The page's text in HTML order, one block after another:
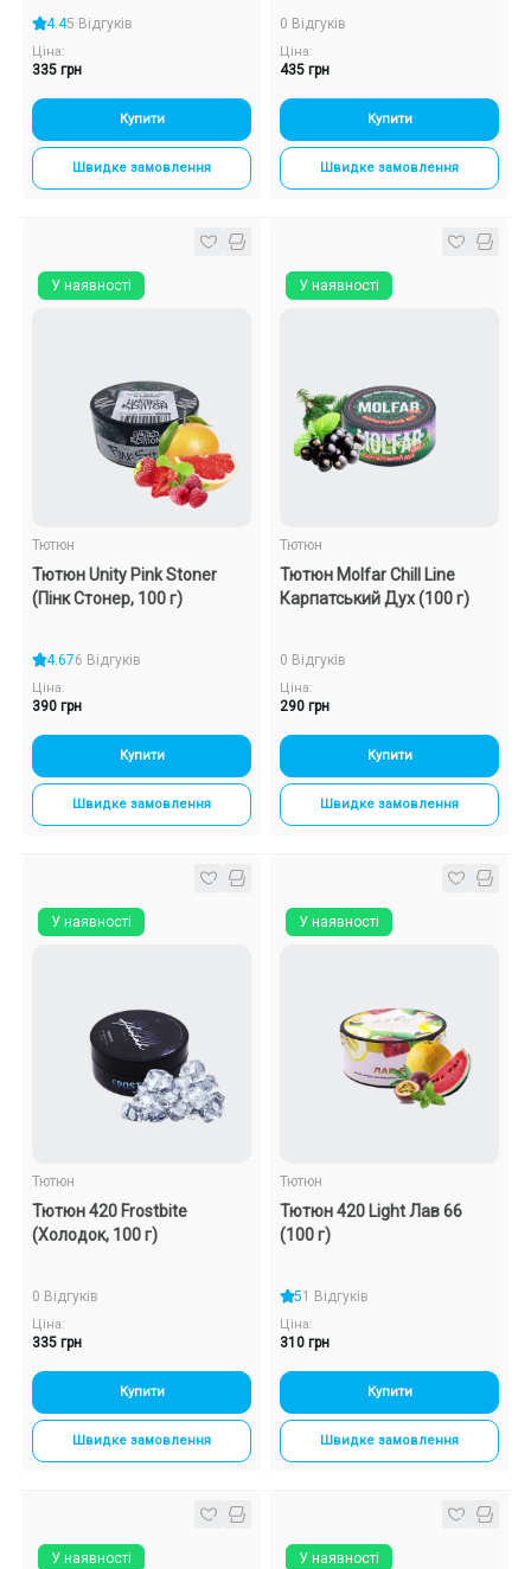
4.45 Відгуків
Ціна:
335 грн
Купити
Швидке замовлення
0 Відгуків
Ціна:
435 грн
Купити
Швидке замовлення
У наявності
Тютюн
Тютюн Unity Pink Stoner
(Пінк Стонер, 100 г)
4.676 Відгуків
Ціна:
390 грн
Купити
Швидке замовлення
У наявності
Тютюн
Тютюн Molfar Chill Line
Карпатський Дух (100 г)
0 Відгуків
Ціна:
290 грн
Купити
Швидке замовлення
У наявності
Тютюн
Тютюн 420 Frostbite
(Холодок, 100 г)
0 Відгуків
Ціна:
335 грн
Купити
Швидке замовлення
У наявності
Тютюн
Тютюн 420 Light Лав 66
(100 г)
51 Відгуків
Ціна:
310 грн
Купити
Швидке замовлення
У наявності У наявності